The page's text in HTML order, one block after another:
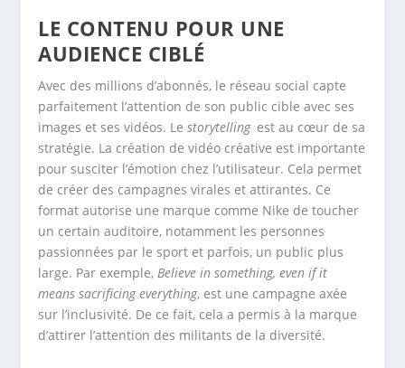
LE CONTENU POUR UNE
AUDIENCE CIBLÉ
Avec des millions d’abonnés, le réseau social capte
parfaitement l’attention de son public cible avec ses
images et ses vidéos. Lestorytellingest au cœur de sa
stratégie. La création de vidéo créative est importante
pour susciter l’émotion chez l’utilisateur. Cela permet
de créer des campagnes virales et attirantes. Ce
format autorise une marque comme Nike de toucher
un certain auditoire, notamment les personnes
passionnées par le sport et parfois, un public plus
large. Par exemple,Believe in something, even if it
means sacrificing everything, est une campagne axée
sur l’inclusivité. De ce fait, cela a permis à la marque
d’attirer l’attention des militants de la diversité.